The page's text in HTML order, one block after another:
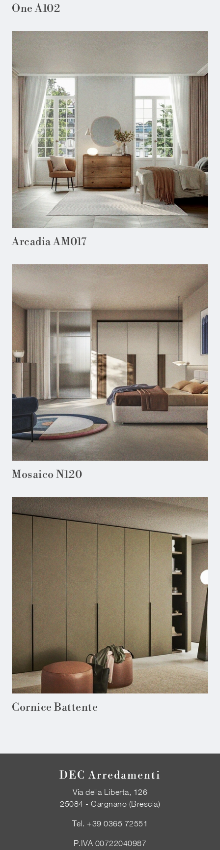
One A102
Arcadia AM017
Mosaico N120
Cornice Battente
DEC Arredamenti
Via della Liberta, 126
25084 - Gargnano (Brescia)
Tel.+39 0365 72551
P.IVA 00722040987